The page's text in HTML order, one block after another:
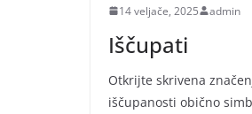
14 veljače, 2025 admin
Iščupati
Otkrijte skrivena
iščupanosti obično